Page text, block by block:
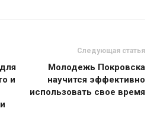
и
Следующая статья
Молодежь Покровска
научится эффективно
использовать свое время